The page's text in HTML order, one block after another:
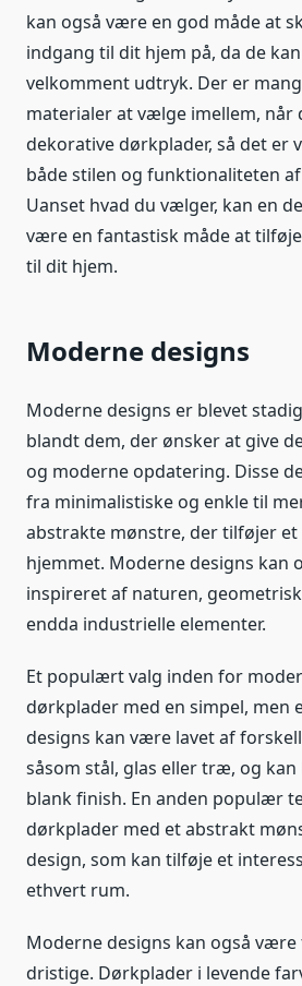
kan også være en god måde at
indgang til dit hjem på, da de
velkomment udtryk. Der er
materialer at vælge imellem, når
dekorative dørkplader, så det er
både stilen og funktionaliteten
Uanset hvad du vælger, kan en
være en fantastisk måde at
til dit hjem.
Moderne designs
Moderne designs er blevet
blandt dem, der ønsker at give
og moderne opdatering. Disse
fra minimalistiske og enkle til
abstrakte mønstre, der tilføjer
hjemmet. Moderne designs kan
inspireret af naturen,
endda industrielle elementer.
Et populært valg inden for
dørkplader med en simpel, men
designs kan være lavet af
såsom stål, glas eller træ, og kan
blank finish. En anden populær
dørkplader med et abstrakt
design, som kan tilføje et
ethvert rum.
Moderne designs kan også
dristige. Dørkplader i levende